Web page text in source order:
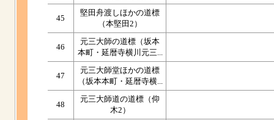
45
堅田舟渡しほかの道標
（本堅田2）
46
元三大師の道標（坂本
本町・延暦寺横川元三...
47
元三大師堂ほかの道標
（坂本本町・延暦寺横...
48
元三大師道の道標（仰
木2）